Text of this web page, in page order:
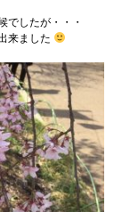
でしたが・・・
来ました